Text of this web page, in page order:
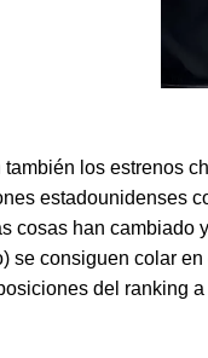
también los estrenos
estadounidenses
cosas han cambiado
se consiguen colar
del ranking